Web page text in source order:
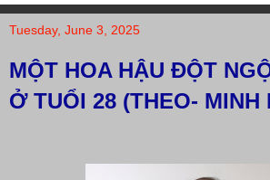
Tuesday, June 3, 2025
MỘT HOA HẬU ĐỘT
Ở TUỔI 28 (THEO- MINH